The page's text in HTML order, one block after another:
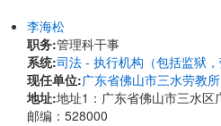
李海松
职务:管理科干事
系统:司法 - 执行机构（包括监狱
现任单位:广东省佛山市三水劳教所
地址:地址1：广东省佛山市三水区
邮编：528000